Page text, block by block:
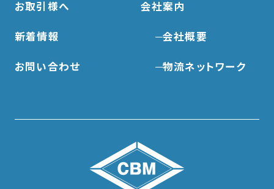
会社案内
会社概要
物流ネットワーク
お取引様へ
新着情報
お問い合わせ